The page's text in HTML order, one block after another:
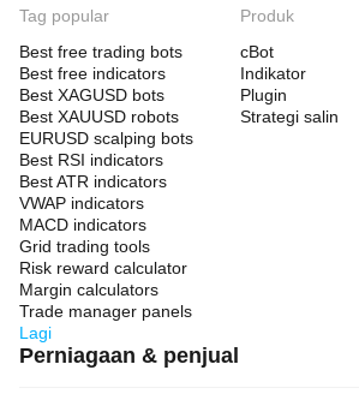
Tag popular
Best free trading bots
Best free indicators
Best XAGUSD bots
Best XAUUSD robots
EURUSD scalping bots
Best RSI indicators
Best ATR indicators
VWAP indicators
MACD indicators
Grid trading tools
Risk reward calculator
Margin calculators
Trade manager panels
Lagi
Produk
cBot
Indikator
Plugin
Strategi salin
Perniagaan & penjual